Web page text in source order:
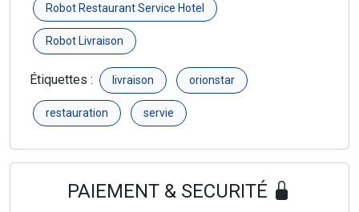
Robot Restaurant Service Hotel
Robot Livraison
Étiquettes : livraison orionstar
restauration servie
PAIEMENT & SECURITÉ